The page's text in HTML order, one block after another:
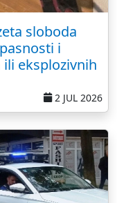
sloboda
i
eksplozivnih
2 JUL 2026